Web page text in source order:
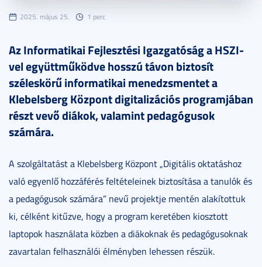
2025. május 25. 1 perc
Az Informatikai Fejlesztési Igazgatóság a HSZI-
vel együttműködve hosszú távon biztosít
széleskörű informatikai menedzsmentet a
Klebelsberg Központ digitalizációs programjában
részt vevő diákok, valamint pedagógusok
számára.
A szolgáltatást a Klebelsberg Központ „Digitális oktatáshoz
való egyenlő hozzáférés feltételeinek biztosítása a tanulók és
a pedagógusok számára” nevű projektje mentén alakítottuk
ki, célként kitűzve, hogy a program keretében kiosztott
laptopok használata közben a diákoknak és pedagógusoknak
zavartalan felhasználói élményben lehessen részük.